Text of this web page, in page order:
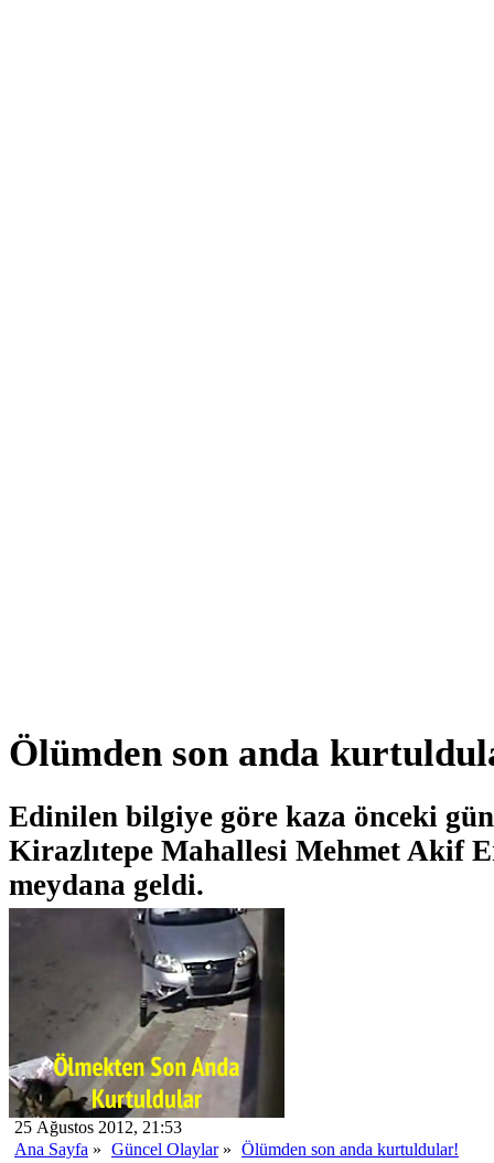
Ölümden son anda
Edinilen bilgiye göre kaza önceki
Kirazlıtepe Mahallesi Mehmet Akif
meydana geldi.
25 Ağustos 2012, 21:53
Ana Sayfa » Güncel Olaylar» Ölümden son anda kurtuldular!